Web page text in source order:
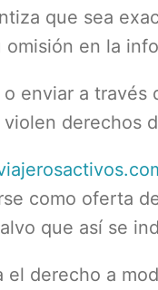
que sea
en la
enviar a
derechos
como oferta
que así se
el derecho a